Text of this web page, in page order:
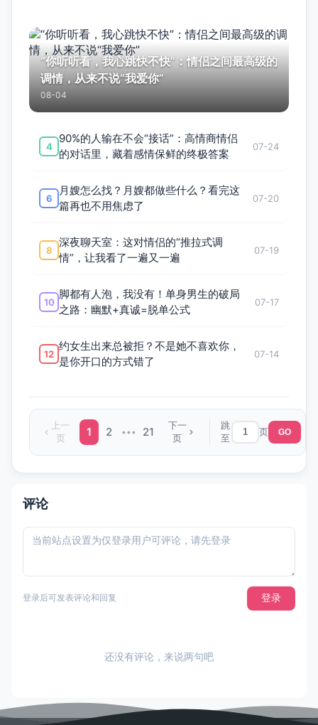
“你听听看，我心跳快不快”：情侣之间最高级的
调情，从来不说“我爱你”
08-04
4
90%的人输在不会“接话”：高情商情侣
的对话里，藏着感情保鲜的终极答案
07-24
6
月嫂怎么找？月嫂都做些什么？看完这
篇再也不用焦虑了
07-20
8
深夜聊天室：这对情侣的“推拉式调
情”，让我看了一遍又一遍
07-19
10
脚都有人泡，我没有！单身男生的破局
之路：幽默+真诚=脱单公式
07-17
12
约女生出来总被拒？不是她不喜欢你，
是你开口的方式错了
07-14
上一
页
1 2 ••• 21
下一
页
跳
至
页 GO
评论
登录后可发表评论和回复 登录
还没有评论，来说两句吧